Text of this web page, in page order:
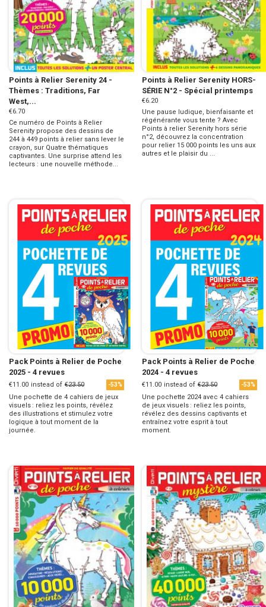
Points à Relier Serenity 24 -
Thèmes : Traditions, Far
West,...
€6.70
Ce numéro de Points à Relier
Serenity propose des dessins de
244 à 449 points à relier sans lever le
crayon, sur Quatre thématiques
captivantes. Une surprise attend les
lecteurs : une nouvelle méthode...
Points à Relier Serenity HORS-
SÉRIE N°2 - Spécial printemps
€6.20
Une pause ludique, bienfaisante et
régénérante vous tente ? Avec
Points à relier Serenity hors série
n°2, découvrez la concentration
pour relier 15 000 points les uns aux
autres et le plaisir du ...
Pack Points à Relier de Poche
2025 - 4 revues
€11.00 instead of €23.50 -53%
Une pochette de 4 cahiers de jeux
visuels : reliez les points, révélez
des illustrations et stimulez votre
logique à tout moment de la
journée.
Pack Points à Relier de Poche
2024 - 4 revues
€11.00 instead of €23.50 -53%
Une pochette 2024 avec 4 cahiers
de jeux visuels : reliez les points,
révélez des dessins captivants et
entraînez votre esprit à tout
moment.